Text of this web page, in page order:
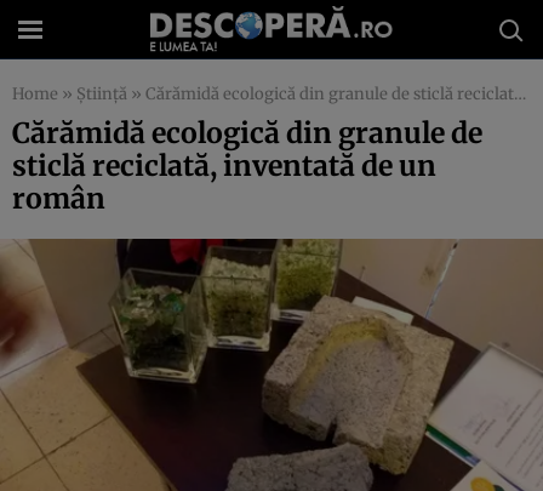
Home » Știință » Cărămidă ecologică din granule de sticlă reciclată, inventată de un român
Cărămidă ecologică din granule de
sticlă reciclată, inventată de un
român